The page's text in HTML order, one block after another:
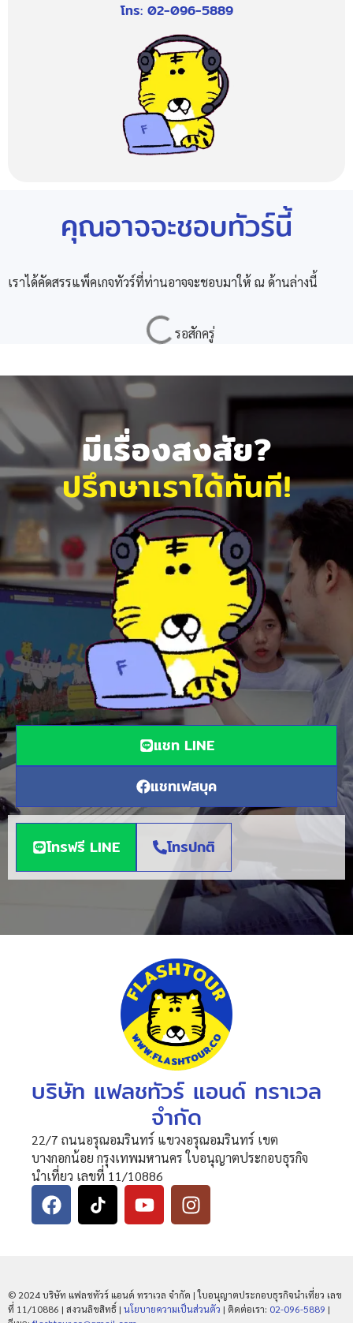
โทร: 02-096-5889
คุณอาจจะชอบทัวร์นี้
เราได้คัดสรรแพ็คเกจทัวร์ที่ท่านอาจจะชอบมาให้ ณ ด้านล่างนี้
มีเรื่องสงสัย?
ปรึกษาเราได้ทันที!
แชท LINE
แชทเฟสบุค
โทรฟรี LINE โทรปกติ
บริษัท แฟลชทัวร์ แอนด์ ทราเวล
จำกัด
22/7 ถนนอรุณอมรินทร์ แขวงอรุณอมรินทร์ เขต
บางกอกน้อย กรุงเทพมหานคร ใบอนุญาตประกอบธุรกิจ
นำเที่ยว เลขที่ 11/10886
© 2024 บริษัท แฟลชทัวร์ แอนด์ ทราเวล จำกัด | ใบอนุญาตประกอบธุรกิจนำเที่ยว เลข
ที่ 11/10886 | สงวนลิขสิทธิ์ | นโยบายความเป็นส่วนตัว | ติดต่อเรา: 02-096-5889 |